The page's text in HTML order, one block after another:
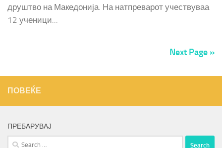
друштво на Македонија. На натпреварот учествуваа
12 ученици...
Next Page »
ПОВЕЌЕ
ПРЕБАРУВАЈ
Search